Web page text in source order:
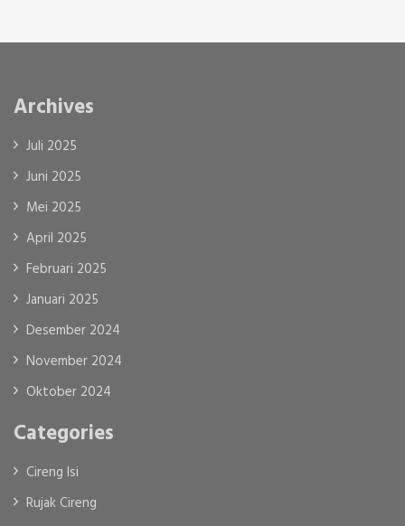
Archives
Juli 2025
Juni 2025
Mei 2025
April 2025
Februari 2025
Januari 2025
Desember 2024
November 2024
Oktober 2024
Categories
Cireng Isi
Rujak Cireng